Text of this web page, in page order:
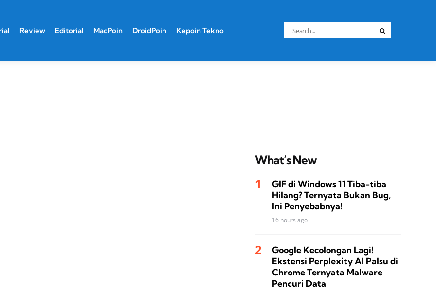
Review Editorial MacPoin DroidPoin Kepoin Tekno
Search
for:
What’s New
GIF di Windows 11 Tiba-tiba
Hilang? Ternyata Bukan Bug,
Ini Penyebabnya!
16 hours ago
Google Kecolongan Lagi!
Ekstensi Perplexity AI Palsu di
Chrome Ternyata Malware
Pencuri Data